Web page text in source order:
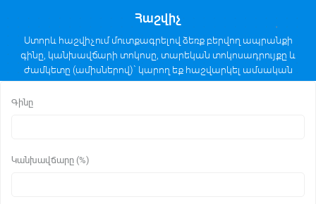
Հաշվիչ
Ստորև հաշվիչում մուտքագրելով ձեռք բերվող ապրանքի
գինը, կանխավճարի տոկոսը, տարեկան տոկոսադրույքը և
ժամկետը (ամիսներով)` կարող եք հաշվարկել ամսական
մարումների մեծությունը անուիտետային հաշվարկի
Գինը
Կանխավճարը (%)